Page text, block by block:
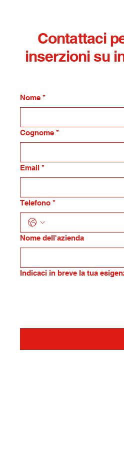
Contattaci
inserzioni su
Nome *
Cognome *
Email *
Telefono *
Nome dell'azienda
Indicaci in breve la tua